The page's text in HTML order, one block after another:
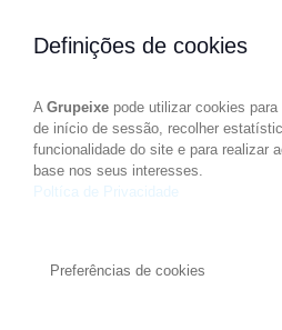
Política de
Definições de cookies
A Grupeixe pode utilizar cookies
de início de sessão, recolher
funcionalidade do site e para realizar
base nos seus interesses.
Poltíca de Privacidade
Preferências de cookies